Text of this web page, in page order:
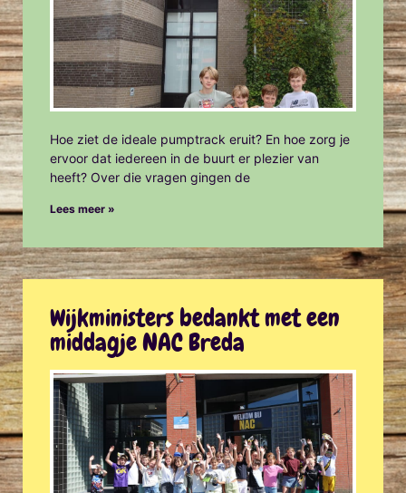
Hoe ziet de ideale pumptrack eruit? En hoe zorg je
ervoor dat iedereen in de buurt er plezier van
heeft? Over die vragen gingen de
Lees meer »
Wijkministers bedankt met een
middagje NAC Breda